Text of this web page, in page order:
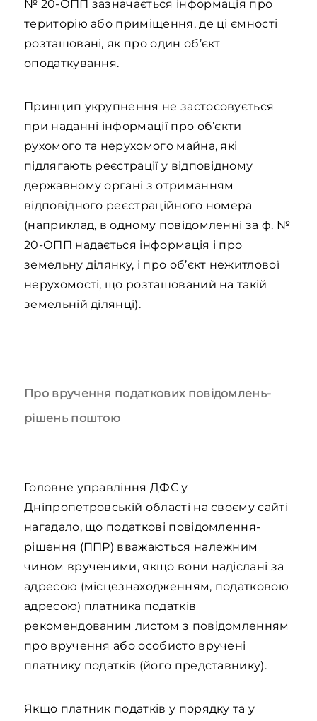
№ 20-ОПП зазначається інформація про
територію або приміщення, де ці ємності
розташовані, як про один об’єкт
оподаткування.
Принцип укрупнення не застосовується
при наданні інформації про об’єкти
рухомого та нерухомого майна, які
підлягають реєстрації у відповідному
державному органі з отриманням
відповідного реєстраційного номера
(наприклад, в одному повідомленні за ф. №
20-ОПП надається інформація і про
земельну ділянку, і про об’єкт нежитлової
нерухомості, що розташований на такій
земельній ділянці).
Про вручення податкових повідомлень-
рішень поштою
Головне управління ДФС у
Дніпропетровській області на своєму сайті
нагадало, що податкові повідомлення-
рішення (ППР) вважаються належним
чином врученими, якщо вони надіслані за
адресою (місцезнаходженням, податковою
адресою) платника податків
рекомендованим листом з повідомленням
про вручення або особисто вручені
платнику податків (його представнику).
Якщо платник податків у порядку та у